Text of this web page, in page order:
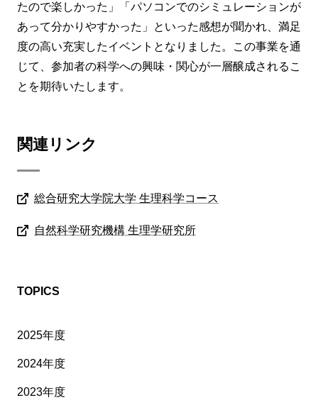
たので楽しかった」「パソコンでのシミュレーションが
あって分かりやすかった」といった感想が聞かれ、満足
度の高い充実したイベントとなりました。この事業を通
じて、参加者の科学への興味・関心が一層醸成されるこ
とを期待いたします。
関連リンク
総合研究大学院大学 生理科学コース
自然科学研究機構 生理学研究所
TOPICS
2025年度
2024年度
2023年度